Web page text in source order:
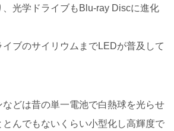
、光学ドライブもBlu-ray Discに進化
ブのサイリウムまでLEDが普及して
どは昔の単一電池で白熱球を光らせ
んでもないくらい小型化し高輝度で